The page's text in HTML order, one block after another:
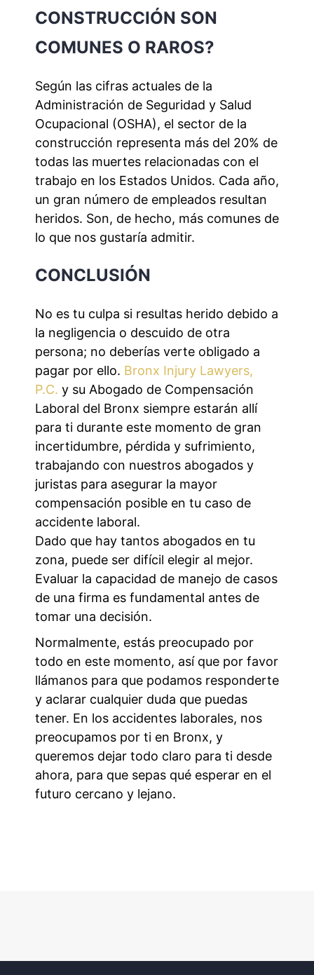
CONSTRUCCIÓN SON
COMUNES O RAROS?
Según las cifras actuales de la
Administración de Seguridad y Salud
Ocupacional (OSHA), el sector de la
construcción representa más del 20% de
todas las muertes relacionadas con el
trabajo en los Estados Unidos. Cada año,
un gran número de empleados resultan
heridos. Son, de hecho, más comunes de
lo que nos gustaría admitir.
CONCLUSIÓN
No es tu culpa si resultas herido debido a
la negligencia o descuido de otra
persona; no deberías verte obligado a
pagar por ello. Bronx Injury Lawyers,
P.C. y su Abogado de Compensación
Laboral del Bronx siempre estarán allí
para ti durante este momento de gran
incertidumbre, pérdida y sufrimiento,
trabajando con nuestros abogados y
juristas para asegurar la mayor
compensación posible en tu caso de
accidente laboral.
Dado que hay tantos abogados en tu
zona, puede ser difícil elegir al mejor.
Evaluar la capacidad de manejo de casos
de una firma es fundamental antes de
tomar una decisión.
Normalmente, estás preocupado por
todo en este momento, así que por favor
llámanos para que podamos responderte
y aclarar cualquier duda que puedas
tener. En los accidentes laborales, nos
preocupamos por ti en Bronx, y
queremos dejar todo claro para ti desde
ahora, para que sepas qué esperar en el
futuro cercano y lejano.